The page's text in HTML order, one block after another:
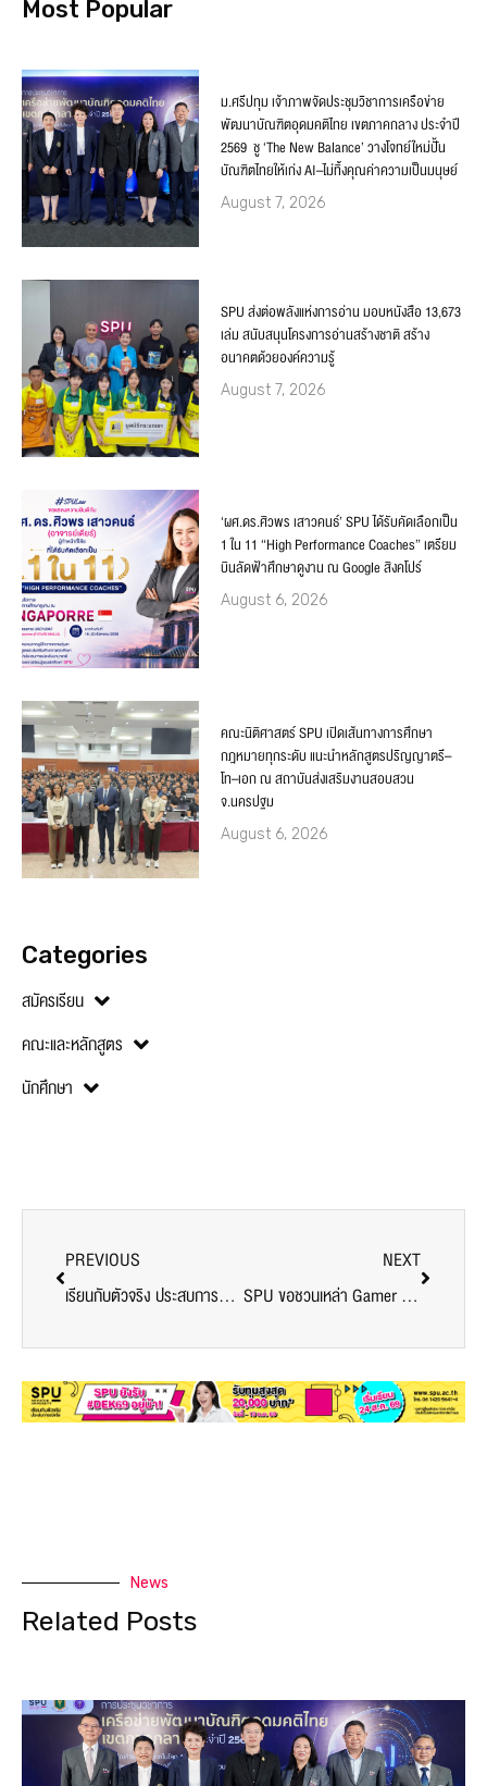
Most Popular
ม.ศรีปทุม เจ้าภาพจัดประชุมวิชาการเครือข่าย
พัฒนาบัณฑิตอุดมคติไทย เขตภาคกลาง ประจำปี
2569 ชู ‘The New Balance’ วางโจทย์ใหม่ปั้น
บัณฑิตไทยให้เก่ง AI–ไม่ทิ้งคุณค่าความเป็นมนุษย์
August 7, 2026
SPU ส่งต่อพลังแห่งการอ่าน มอบหนังสือ 13,673
เล่ม สนับสนุนโครงการอ่านสร้างชาติ สร้าง
อนาคตด้วยองค์ความรู้
August 7, 2026
‘ผศ.ดร.ศิวพร เสาวคนธ์’ SPU ได้รับคัดเลือกเป็น
1 ใน 11 “High Performance Coaches” เตรียม
บินลัดฟ้าศึกษาดูงาน ณ Google สิงคโปร์
August 6, 2026
คณะนิติศาสตร์ SPU เปิดเส้นทางการศึกษา
กฎหมายทุกระดับ แนะนำหลักสูตรปริญญาตรี–
โท–เอก ณ สถาบันส่งเสริมงานสอบสวน
จ.นครปฐม
August 6, 2026
Categories
สมัครเรียน
คณะและหลักสูตร
นักศึกษา
PREVIOUS
เรียนกับตัวจริง ประสบการณ์จริง! นักศึกษาวิทยาลัยโลจิสติกส์ฯ ม.ศรีปทุม บุกคลังสินค้าการบินไทย เรียนรู้การขนส่งสินค้าทางอากาศ
NEXT
SPU ขอชวนเหล่า Gamer นักศึกษา และน้องๆมัธยมปลาย มาร่วมฟัง “DIGITALK” อาชีพที่อยู่เบื้องหลังนักกีฬา E-Sports
News
Related Posts